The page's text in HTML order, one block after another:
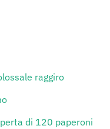
raggiro
di 120 paperoni